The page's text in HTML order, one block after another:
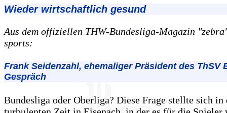
Wieder wirtschaftlich gesund
Aus dem offiziellen THW-Bundesliga-Magazin
sports:
Frank Seidenzahl, ehemaliger Präsident des ThSV
Gespräch
Bundesliga oder Oberliga? Diese Frage stellte sich in